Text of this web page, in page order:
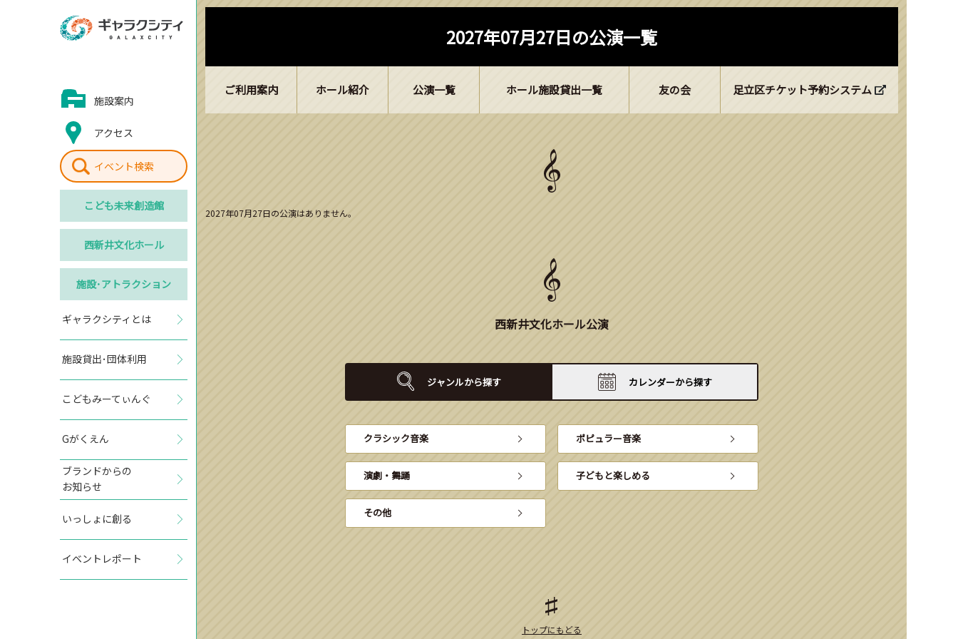
施設案内
アクセス
イベント検索
こども未来創造館
西新井文化ホール
施設･アトラクション
ギャラクシティとは
施設貸出･団体利用
こどもみーてぃんぐ
Gがくえん
ブランドからの
お知らせ
いっしょに創る
イベントレポート
2027年07月27日の公演一覧
ご利用案内 ホール紹介 公演一覧 ホール施設貸出一覧 友の会 足立区チケット予約システム
2027年07月27日の公演はありません。
西新井文化ホール公演
ジャンルから探す カレンダーから探す
クラシック音楽 ポピュラー音楽
演劇・舞踊 子どもと楽しめる
その他
トップにもどる